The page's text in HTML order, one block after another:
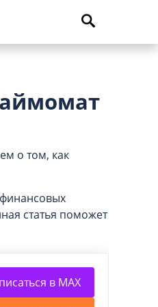
о том, как
статья поможет
в MAX